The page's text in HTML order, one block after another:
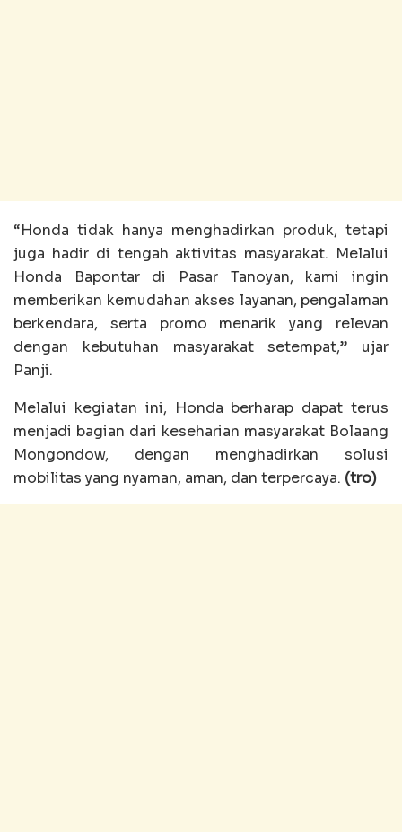
“Honda tidak hanya menghadirkan produk, tetapi
juga hadir di tengah aktivitas masyarakat. Melalui
Honda Bapontar di Pasar Tanoyan, kami ingin
memberikan kemudahan akses layanan, pengalaman
berkendara, serta promo menarik yang relevan
dengan kebutuhan masyarakat setempat,” ujar
Panji.
Melalui kegiatan ini, Honda berharap dapat terus
menjadi bagian dari keseharian masyarakat Bolaang
Mongondow, dengan menghadirkan solusi
mobilitas yang nyaman, aman, dan terpercaya. (tro)